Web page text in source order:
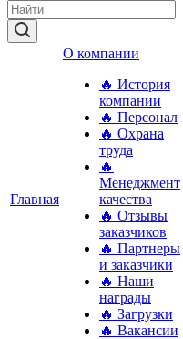
Главная
О компании
🔥 История
компании
🔥 Персонал
🔥 Охрана
труда
🔥
Менеджмент
качества
🔥 Отзывы
заказчиков
🔥 Партнеры
и заказчики
🔥 Наши
награды
🔥 Загрузки
🔥 Вакансии